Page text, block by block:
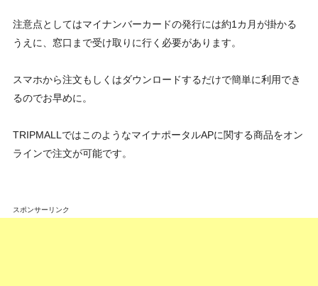
注意点としてはマイナンバーカードの発行には約1カ月が掛かる
うえに、窓口まで受け取りに行く必要があります。
スマホから注文もしくはダウンロードするだけで簡単に利用でき
るのでお早めに。
TRIPMALLではこのようなマイナポータルAPに関する商品をオン
ラインで注文が可能です。
スポンサーリンク